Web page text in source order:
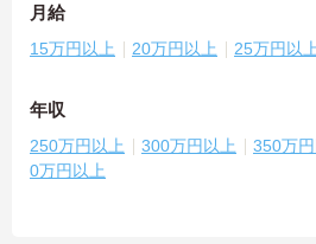
月給
15万円以上 20万円以上 25万円以
年収
250万円以上 300万円以上 350万
0万円以上